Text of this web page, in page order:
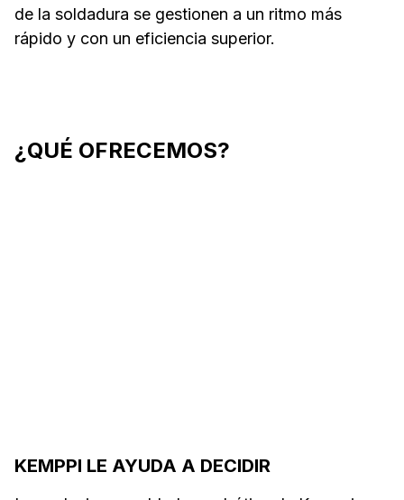
de la soldadura se gestionen a un ritmo más
rápido y con un eficiencia superior.
¿QUÉ OFRECEMOS?
KEMPPI LE AYUDA A DECIDIR